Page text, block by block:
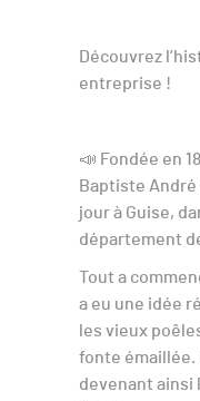
Découvrez
entreprise !
📣 Fondée en
Baptiste
jour à Guise,
département
Tout a
a eu une idée
les vieux
fonte émaillée.
devenant ainsi